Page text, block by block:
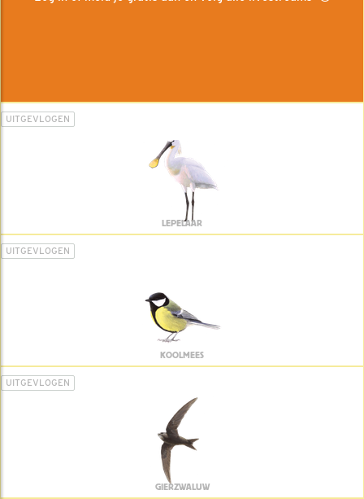
UITGEVLOGEN
LEPELAAR
UITGEVLOGEN
KOOLMEES
UITGEVLOGEN
GIERZWALUW